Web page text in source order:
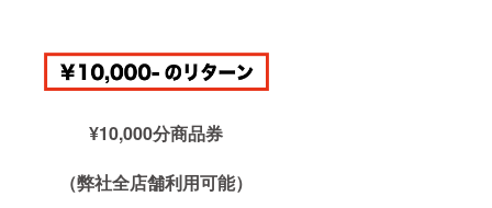
¥10,000分商品券
（弊社全店舗利用可能）